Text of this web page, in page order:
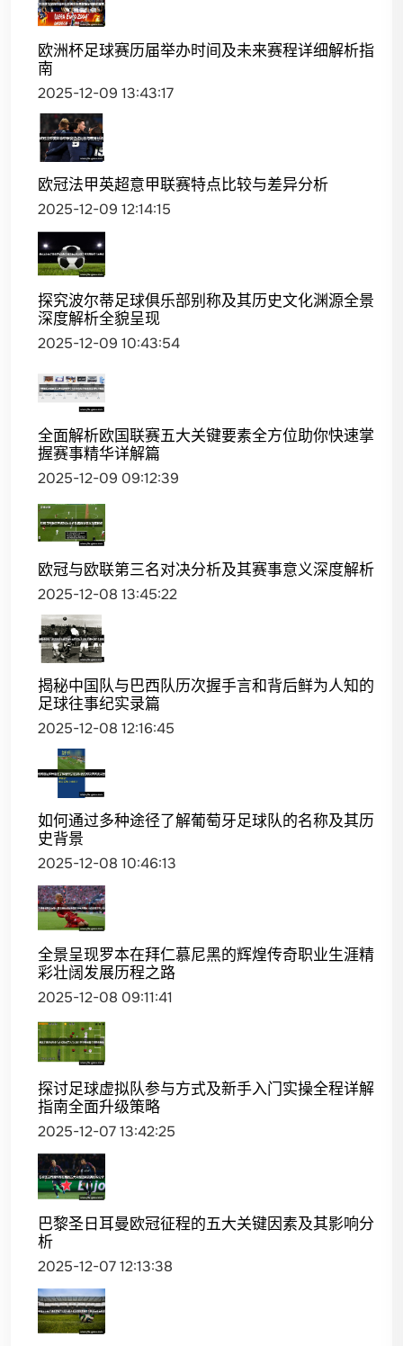
欧洲杯足球赛历届举办时间及未来赛程详细解析指
南
2025-12-09 13:43:17
欧冠法甲英超意甲联赛特点比较与差异分析
2025-12-09 12:14:15
探究波尔蒂足球俱乐部别称及其历史文化渊源全景
深度解析全貌呈现
2025-12-09 10:43:54
全面解析欧国联赛五大关键要素全方位助你快速掌
握赛事精华详解篇
2025-12-09 09:12:39
欧冠与欧联第三名对决分析及其赛事意义深度解析
2025-12-08 13:45:22
揭秘中国队与巴西队历次握手言和背后鲜为人知的
足球往事纪实录篇
2025-12-08 12:16:45
如何通过多种途径了解葡萄牙足球队的名称及其历
史背景
2025-12-08 10:46:13
全景呈现罗本在拜仁慕尼黑的辉煌传奇职业生涯精
彩壮阔发展历程之路
2025-12-08 09:11:41
探讨足球虚拟队参与方式及新手入门实操全程详解
指南全面升级策略
2025-12-07 13:42:25
巴黎圣日耳曼欧冠征程的五大关键因素及其影响分
析
2025-12-07 12:13:38